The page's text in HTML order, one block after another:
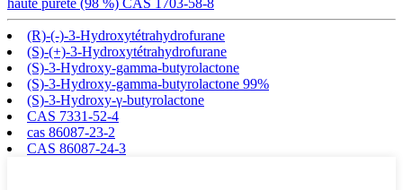
(R)-(-)-3-Hydroxytétrahydrofurane
(S)-(+)-3-Hydroxytétrahydrofurane
(S)-3-Hydroxy-gamma-butyrolactone
(S)-3-Hydroxy-gamma-butyrolactone 99%
(S)-3-Hydroxy-γ-butyrolactone
CAS 7331-52-4
cas 86087-23-2
CAS 86087-24-3